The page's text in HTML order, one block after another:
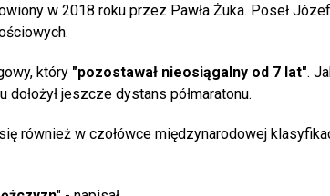
w 2018 roku przez Pawła Żuka. Poseł
który "pozostawał nieosiągalny od 7 lat".
jeszcze dystans półmaratonu.
również w czołówce międzynarodowej